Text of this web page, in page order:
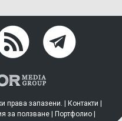
права запазени. | Контакти
за ползване| Портфолио|